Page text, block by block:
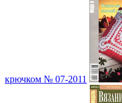
крючком № 07-2011